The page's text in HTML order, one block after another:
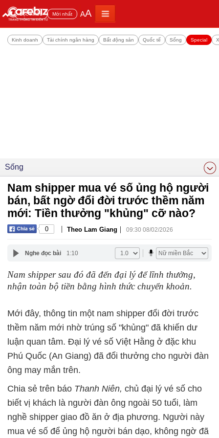
Đọc nhiều Mới nhất AA
Kinh doanh Tài chính ngân hàng Bất động sản Quốc tế Sống Special
Sống
Nam shipper mua vé số ủng hộ người
bán, bất ngờ đổi đời trước thềm năm
mới: Tiền thưởng "khủng" cỡ nào?
0 | Theo Lam Giang | 09:30 08/02/2026
Nghe đọc bài 1:10
Nam shipper sau đó đã đến đại lý để lĩnh thưởng,
nhận toàn bộ tiền bằng hình thức chuyển khoản.
Mới đây, thông tin một nam shipper đổi đời trước
thềm năm mới nhờ trúng số "khủng" đã khiến dư
luận quan tâm. Đại lý vé số Việt Hằng ở đặc khu
Phú Quốc (An Giang) đã đổi thưởng cho người đàn
ông may mắn trên.
Chia sẻ trên báo Thanh Niên, chủ đại lý vé số cho
biết vị khách là người đàn ông ngoài 50 tuổi, làm
nghề shipper giao đồ ăn ở địa phương. Người này
mua vé số để ủng hộ người bán dạo, không ngờ đã